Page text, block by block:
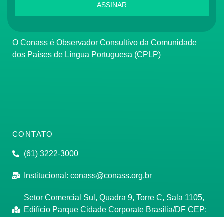
ASSINAR
O Conass é Observador Consultivo da Comunidade
dos Países de Língua Portuguesa (CPLP)
CONTATO
(61) 3222-3000
Institucional: conass@conass.org.br
Setor Comercial Sul, Quadra 9, Torre C, Sala 1105,
Edifício Parque Cidade Corporate Brasília/DF CEP: